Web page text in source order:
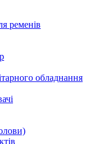
ременів
обладнання